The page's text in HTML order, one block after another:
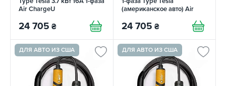
Air ChargeU
24 705 ₴
(американское авто) Air
24 705 ₴
ДЛЯ АВТО ИЗ США ДЛЯ АВТО ИЗ США